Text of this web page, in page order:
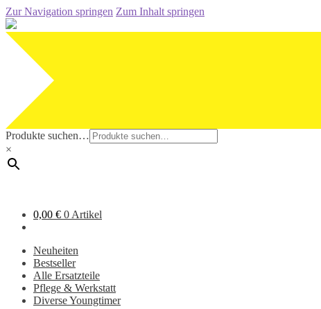
Zur Navigation springen Zum Inhalt springen
Produkte suchen…
×
0,00 € 0 Artikel
Neuheiten
Bestseller
Alle Ersatzteile
Pflege & Werkstatt
Diverse Youngtimer